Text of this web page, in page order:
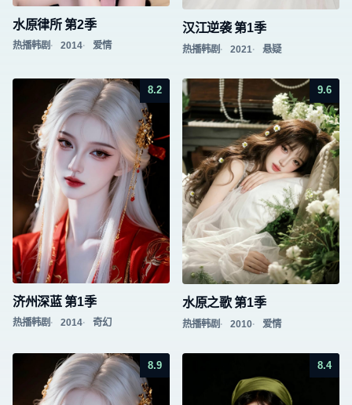
水原律所 第2季
热播韩剧 2014 爱情
汉江逆袭 第1季
热播韩剧 2021 悬疑
8.2
济州深蓝 第1季
热播韩剧 2014 奇幻
9.6
水原之歌 第1季
热播韩剧 2010 爱情
8.9 8.4